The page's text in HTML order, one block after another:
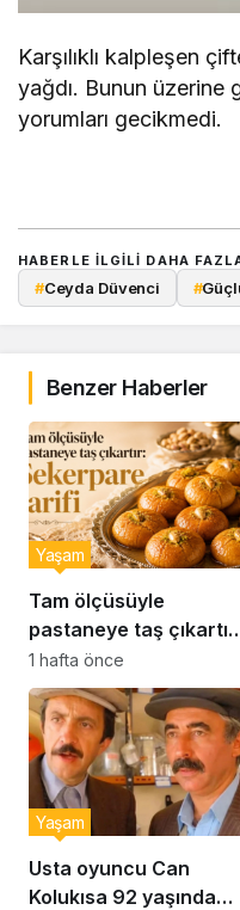
Karşılıklı kalpleşen
yağdı. Bunun üzerine
yorumları gecikmedi.
HABERLE ILGILI DAHA
#Ceyda Düvenci #
Benzer Haberler
Tam ölçüsüyle
pastaneye taş çıkartır:
Şekerpare tarifi
Yaşam
1 hafta önce
Usta oyuncu Can
Kolukısa 92 yaşında
Yaşam